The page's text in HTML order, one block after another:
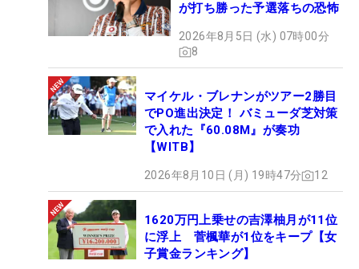
が打ち勝った予選落ちの恐怖
2026年8月5日 (水) 07時00分
8
マイケル・ブレナンがツアー2勝目
でPO進出決定！ バミューダ芝対策
で入れた『60.08M』が奏功
【WITB】
2026年8月10日 (月) 19時47分 12
1620万円上乗せの吉澤柚月が11位
に浮上 菅楓華が1位をキープ【女
子賞金ランキング】